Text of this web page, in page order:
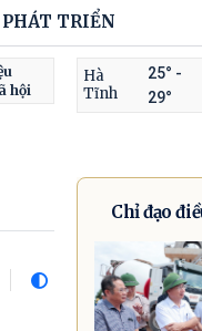
TRIỂN
hội
Hà
Tĩnh
25° -
29°
Chỉ đạo